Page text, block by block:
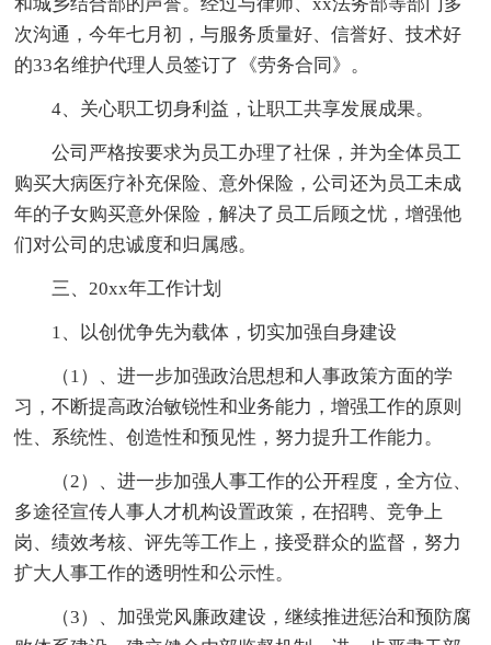
次沟通，今年七月初，与服务质量好、信誉好、技术好
的33名维护代理人员签订了《劳务合同》。
4、关心职工切身利益，让职工共享发展成果。
公司严格按要求为员工办理了社保，并为全体员工
购买大病医疗补充保险、意外保险，公司还为员工未成
年的子女购买意外保险，解决了员工后顾之忧，增强他
们对公司的忠诚度和归属感。
三、20xx年工作计划
1、以创优争先为载体，切实加强自身建设
（1）、进一步加强政治思想和人事政策方面的学
习，不断提高政治敏锐性和业务能力，增强工作的原则
性、系统性、创造性和预见性，努力提升工作能力。
（2）、进一步加强人事工作的公开程度，全方位、
多途径宣传人事人才机构设置政策，在招聘、竞争上
岗、绩效考核、评先等工作上，接受群众的监督，努力
扩大人事工作的透明性和公示性。
（3）、加强党风廉政建设，继续推进惩治和预防腐